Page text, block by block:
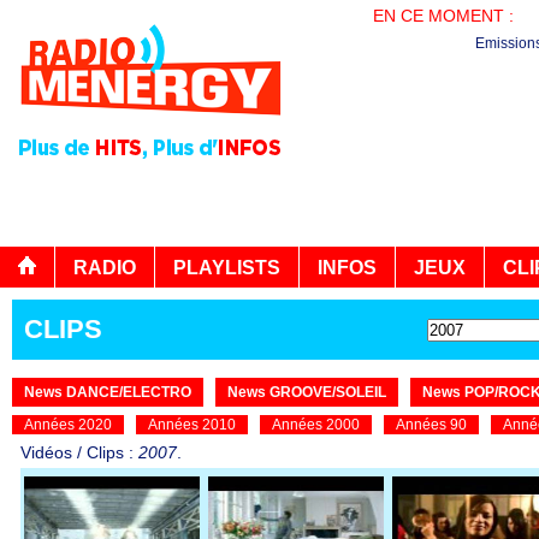
EN CE MOMENT :
RADIO PLAYLISTS INFOS JEUX
CLIPS
News DANCE/ELECTRO News GROOVE/SOLEIL
News POP/
Années 2020
Années 2010 Années 2000 Années 90
Vidéos / Clips : 2007.